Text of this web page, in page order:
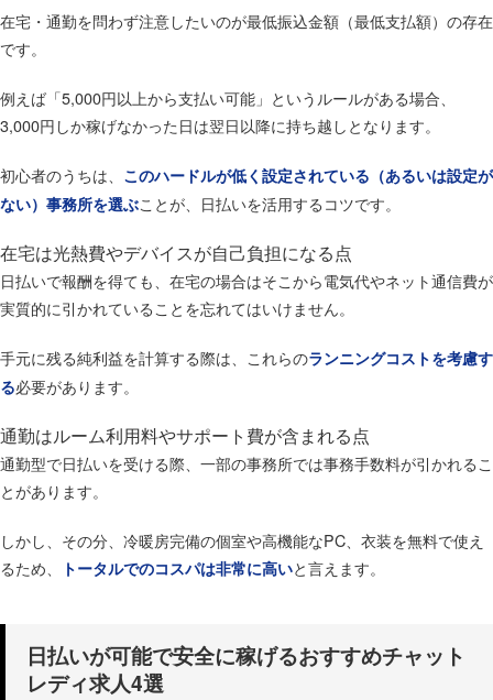
在宅・通勤を問わず注意したいのが最低振込金額（最低支払額）の存在
です。
例えば「5,000円以上から支払い可能」というルールがある場合、
3,000円しか稼げなかった日は翌日以降に持ち越しとなります。
初心者のうちは、 このハードルが低く設定されている（あるいは設定が
ない）事務所を選ぶことが、日払いを活用するコツです。
在宅は光熱費やデバイスが自己負担になる点
日払いで報酬を得ても、在宅の場合はそこから電気代やネット通信費が
実質的に引かれていることを忘れてはいけません。
手元に残る純利益を計算する際は、これらのランニングコストを考慮す
る必要があります。
通勤はルーム利用料やサポート費が含まれる点
通勤型で日払いを受ける際、一部の事務所では事務手数料が引かれるこ
とがあります。
しかし、その分、冷暖房完備の個室や高機能なPC、衣装を無料で使え
るため、
トータルでのコスパは非常に高いと言えます。
日払いが可能で安全に稼げるおすすめチャット
レディ求人4選